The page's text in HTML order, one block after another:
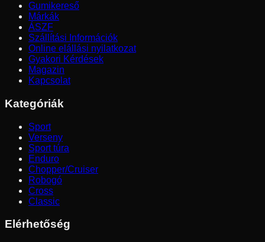
Gumikereső
Márkák
ÁSZF
Szállítási Információk
Online elállási nyilatkozat
Gyakori Kérdések
Magazin
Kapcsolat
Kategóriák
Sport
Verseny
Sport túra
Enduro
Chopper/Cruiser
Robogó
Cross
Classic
Elérhetőség